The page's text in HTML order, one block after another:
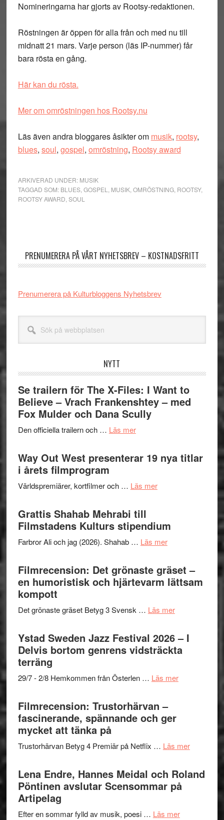
Nomineringarna har gjorts av Rootsy-redaktionen.
Röstningen är öppen för alla från och med nu till
midnatt 21 mars. Varje person (läs IP-nummer) får
bara rösta en gång.
Här kan du rösta.
Mer om omröstningen hos Rootsy.nu
Läs även andra bloggares åsikter om musik, rootsy,
blues, soul, gospel, omröstning, Rootsy award
ARKIVERAD UNDER: MUSIK
TAGGAD SOM: BLUES, GOSPEL MUSIK, OMRÖSTNING, ROOTSY,
ROOTSY AWARD SOUL
PRENUMERERA PÅ VÅRT NYHETSBREV – KOSTNADSFRITT
Prenumerera på Kulturbloggens Nyhetsbrev
webbplatsen
NYTT
Se trailern för The X-Files: I Want to
Believe – Vrach Frankenshtey – med
Fox Mulder och Dana Scully
Den officiella trailern och … Läs merom
trailern
för
X-
I
Want
to
Believe
Vrach
Frankenshtey
med
Mulder
och
Dana
Way Out West presenterar 19 nya titlar
i årets filmprogram
Världspremiärer, kortfilmer och … Läs merom
presenterar
19
titlar
i
Grattis Shahab Mehrabi till
Filmstadens Kulturs stipendium
Farbror Ali och jag (2026). Shahab … Läs merom
Shahab
Mehrabi
till
Kulturs
Filmrecension: Det grönaste gräset –
en humoristisk och hjärtevarm lättsam
kompott
Det grönaste gräset Betyg 3 Svensk … Läs merom
Det
grönaste
gräset
en
hjärtevarm
Ystad Sweden Jazz Festival 2026 – I
Delvis bortom genrens vidsträckta
terräng
29/7 - 2/8 Hemkommen från Österlen … Läs merom
–
Delvis
bortom
Filmrecension: Trustorhärvan –
fascinerande, spännande och ger
mycket att tänka på
Trustorhärvan Betyg 4 Premiär på Netflix … Läs merom
–
Lena Endre, Hannes Meidal och Roland
Pöntinen avslutar Scensommar på
Artipelag
Efter en sommar fylld av musik, poesi … Läs merom